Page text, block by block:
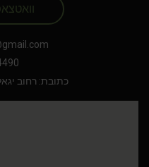
כתובת: רחוב יגאל אלון 94